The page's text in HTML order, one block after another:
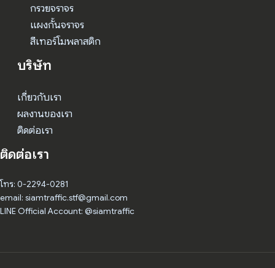
กรวยจราจร
แผงกั้นจราจร
สีเทอร์โมพลาสติก
บริษัท
เกี่ยวกับเรา
ผลงานของเรา
ติดต่อเรา
ติดต่อเรา
โทร: 0-2294-0281
email: siamtraffic.stf@gmail.com
LINE Official Account: @siamtraffic